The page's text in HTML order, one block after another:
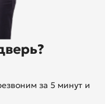
за 5 минут и